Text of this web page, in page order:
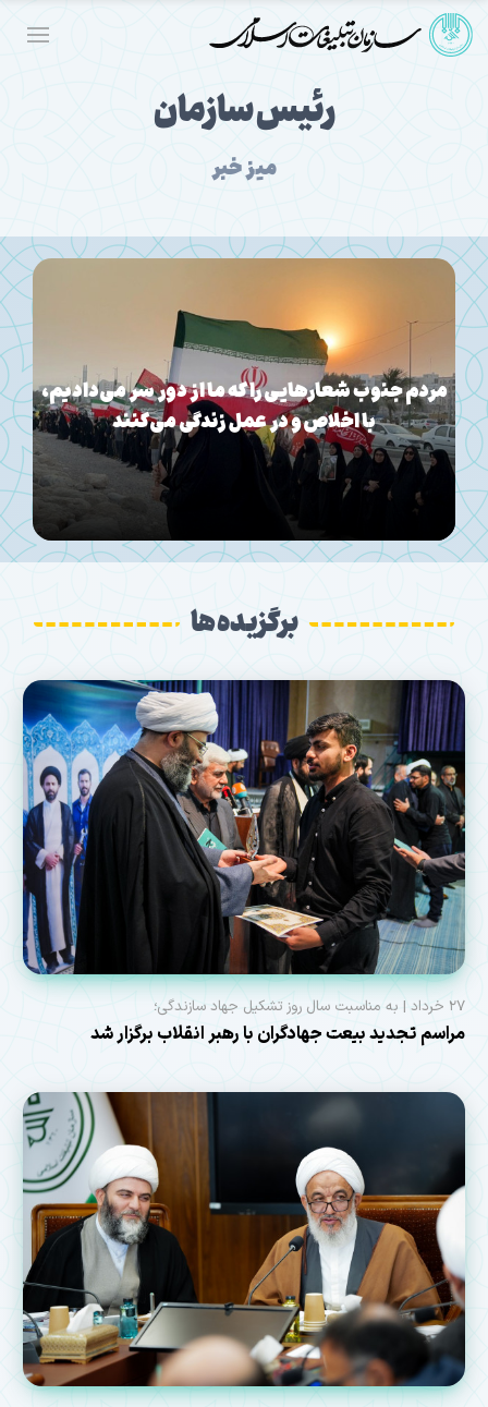
رئیس سازمان
میز خبر
مردم جنوب شعارهایی را که ما از دور سر می‌دادیم،
با اخلاص و در عمل زندگی می‌کنند
برگزیده ها
۲۷ خرداد | به مناسبت سال روز تشکیل جهاد سازندگی؛
مراسم تجدید بیعت جهادگران با رهبر انقلاب برگزار شد